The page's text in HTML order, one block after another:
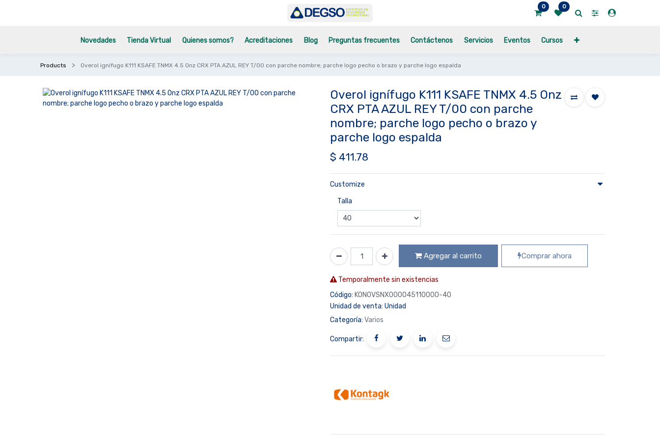
0 0
Novedades Tienda Virtual Quienes somos? Acreditaciones Blog Preguntas frecuentes Contáctenos Servicios Eventos Cursos
Products Overol ignífugo K111 KSAFE TNMX 4.5 Onz CRX PTA AZUL REY T/00 con parche nombre; parche logo pecho o brazo y parche logo espalda
Overol ignífugo K111 KSAFE TNMX 4.5 Onz
CRX PTA AZUL REY T/00 con parche
nombre; parche logo pecho o brazo y
parche logo espalda
$ 411.78
Customize
Talla
Agregar al carrito Comprar ahora
Temporalmente sin existencias
Código: KONOVSNX000045110000-40
Unidad de venta: Unidad
Categoría: Varios
Compartir: